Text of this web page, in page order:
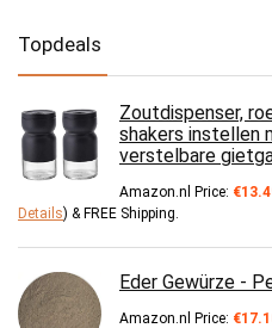
Topdeals
Zoutdispenser,
shakers instellen
verstelbare
Amazon.nl Price: €
Details) & FREE Shipping
Eder Gewürze -
Amazon.nl Price: €